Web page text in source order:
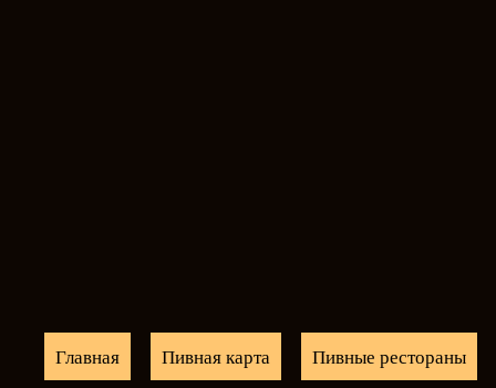
Главная Пивная карта Пивные рестораны